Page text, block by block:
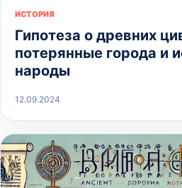
ИСТОРИЯ
Гипотеза о древних
потерянные города и
народы
12.09.2024